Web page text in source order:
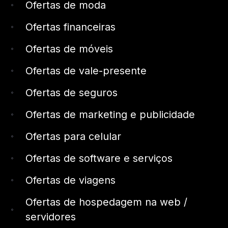
Ofertas de moda
Ofertas financeiras
Ofertas de móveis
Ofertas de vale-presente
Ofertas de seguros
Ofertas de marketing e publicidade
Ofertas para celular
Ofertas de software e serviços
Ofertas de viagens
Ofertas de hospedagem na web /
servidores